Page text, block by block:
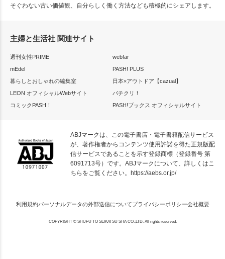
そぐわない古い価値観、自分らしく働く方法なども積極的にシェアします。
主婦と生活社 関連サイト
週刊女性PRIME
web!ar
mEdel
PASH! PLUS
暮らしとおしゃれの編集室
日本×アウトドア【cazual】
LEON オフィシャルWebサイト
パチクリ！
コミックPASH！
PASH!ブックス オフィシャルサイト
ABJマークは、この電子書店・電子書籍配信サービス
が、著作権者からコンテンツ使用許諾を得た正規版配
信サービスであることを示す登録商標（登録番号 第
6091713号）です。ABJマークについて、詳しくはこ
ちらをご覧ください。
https://aebs.or.jp/
利用規約パーソナルデータの外部送信についてプライバシーポリシー会社概要
COPYRIGHT © SHUFU TO SEIKATSU SHA CO.,LTD. All rights reserved.